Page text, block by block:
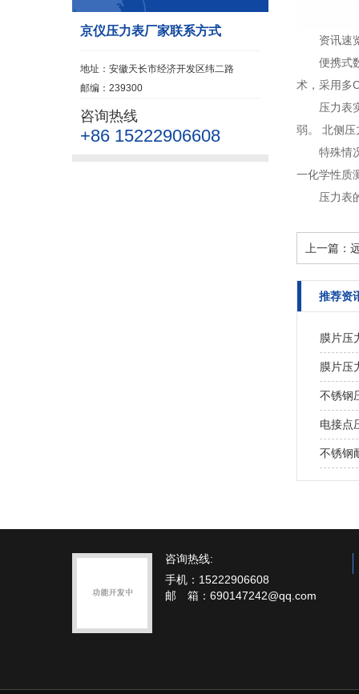
京仪压力表厂家联系方式
地址：安徽天长市经济开发区纬二路
邮编：239300
咨询热线
+86 15222906608
资讯速
便携式
术，采用多
压力表
弱。 北侧
特殊情
一化学性质
压力表
上一篇：
推荐资
膜片压
膜片压
不锈钢
电接点
不锈钢
咨询热线:
手机：15222906608
邮 箱：690147242@qq.com